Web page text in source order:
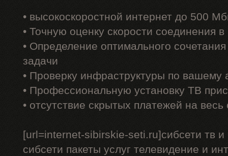
• высокоскоростной интернет до 500
• Точную оценку скорости соединения
• Определение оптимального
задачи
• Проверку инфраструктуры по вашему
• Профессиональную установку ТВ
• отсутствие скрытых платежей на
[url=internet-sibirskie-seti.ru]сибсети тв
сибсети пакеты услуг телевидение и